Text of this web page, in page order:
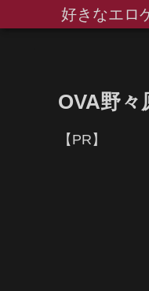
好きなエロ
OVA野
【PR】